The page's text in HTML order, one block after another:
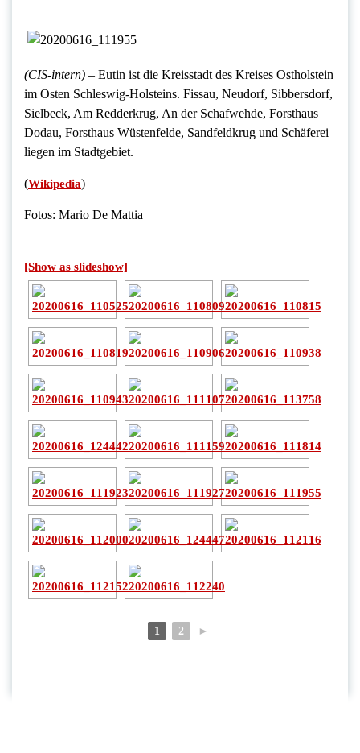
(CIS-intern) – Eutin ist die Kreisstadt des Kreises Ostholstein
im Osten Schleswig-Holsteins. Fissau, Neudorf, Sibbersdorf,
Sielbeck, Am Redderkrug, An der Schafwehde, Forsthaus
Dodau, Forsthaus Wüstenfelde, Sandfeldkrug und Schäferei
liegen im Stadtgebiet.
(Wikipedia)
Fotos: Mario De Mattia
[Show as slideshow]
1 2 ►